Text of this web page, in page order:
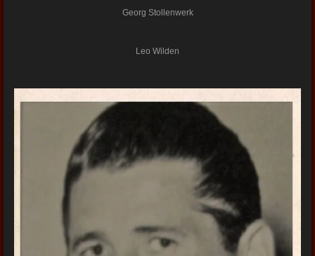
Georg Stollenwerk
Leo Wilden